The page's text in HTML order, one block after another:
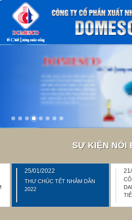
SỰ KIỆN NỔI
25/01/2022
THƯ CHÚC TẾT NHÂM DẦN
2022